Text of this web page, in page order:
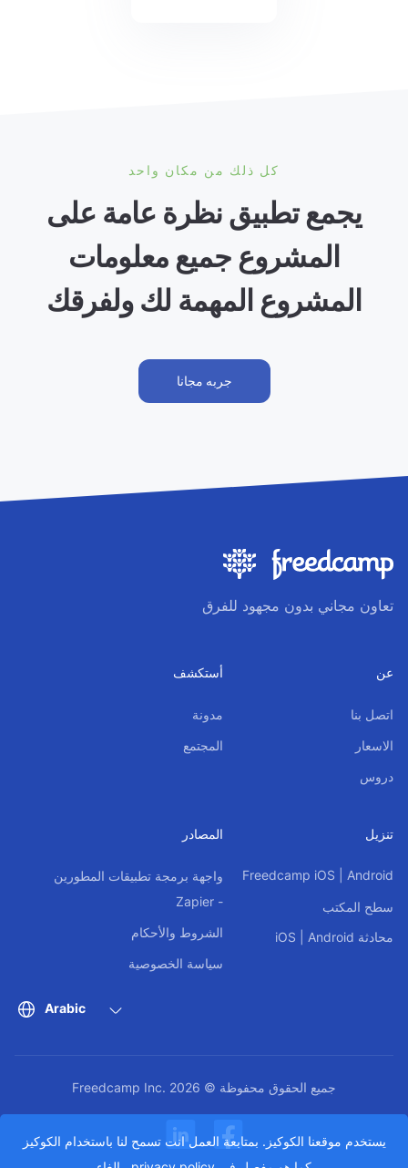
يستخدم موقعنا الكوكيز. بمتابعة العمل انت تسمح لنا باستخدام الكوكيز
كل ذلك من مكان واحد
يجمع تطبيق نظرة عامة على
المشروع جميع معلومات
المشروع المهمة لك ولفرقك
جربه مجانا
تعاون مجاني بدون مجهود للفرق
عن
اتصل بنا
اﻻسعار
دروس
أستكشف
مدونة
المجتمع
تنزيل
Freedcamp iOS Android
سطح المكتب
محادثة
iOS Android
المصادر
واجهة برمجة تطبيقات المطورين
- Zapier
الشروط والأحكام
سياسة الخصوصية
جميع الحقوق محفوظة © Freedcamp Inc. 2026
Arabic